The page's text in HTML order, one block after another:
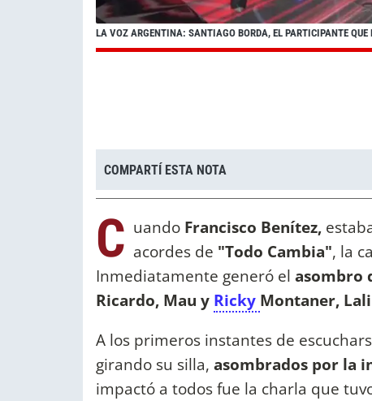
LA VOZ ARGENTINA: SANTIAGO BORDA, EL PARTICIPANTE QUE
COMPARTÍ ESTA NOTA
C uando Francisco Benítez,
acordes de "Todo Cambia", la
Inmediatamente generó el asombro
Ricardo, Mau y Ricky Montaner,
A los primeros instantes de
girando su silla, asombrados por la
impactó a todos fue la charla que